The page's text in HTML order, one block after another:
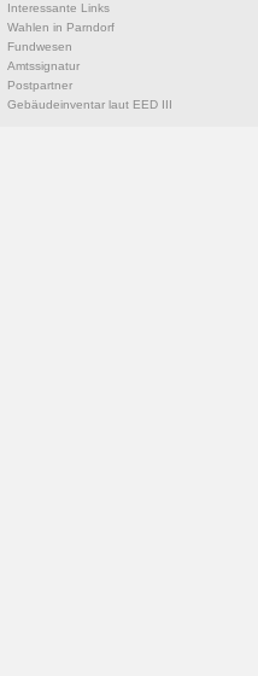
Interessante Links
Wahlen in Parndorf
Fundwesen
Amtssignatur
Postpartner
Gebäudeinventar laut EED III